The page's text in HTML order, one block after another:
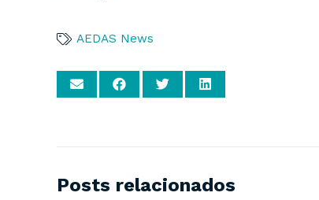
AEDAS News
Posts relacionados